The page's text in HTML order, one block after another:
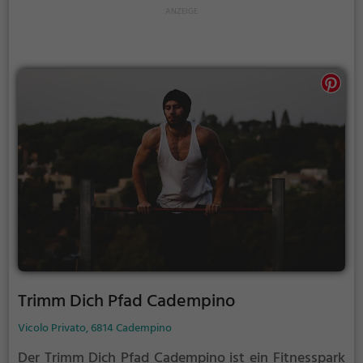
Trimm Dich Pfad Cadempino
Vicolo Privato, 6814 Cadempino
Der Trimm Dich Pfad Cadempino ist ein Fitnesspark